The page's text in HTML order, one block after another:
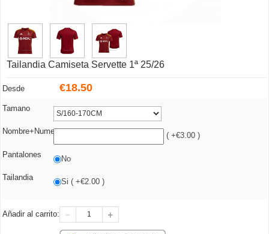
Tailandia Camiseta Servette 1ª 25/26
Desde €18.50
Tamano
Nombre+Numero ( +€3.00 )
Pantalones No
Tailandia Si ( +€2.00 )
Añadir al carrito: